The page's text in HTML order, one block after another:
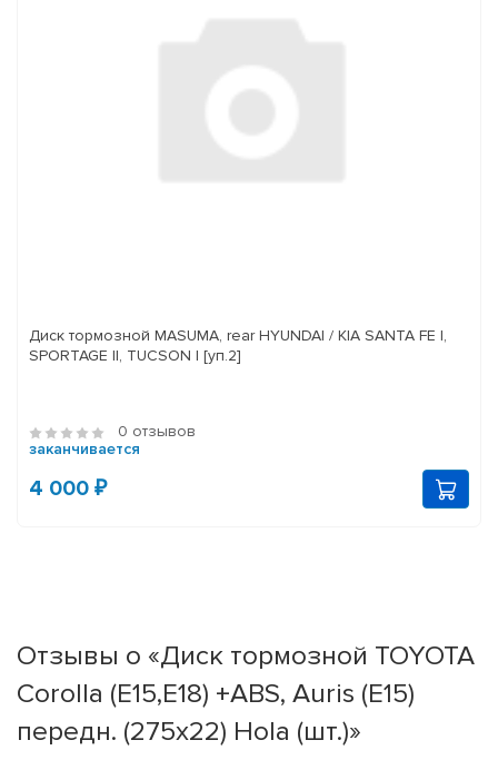
Диск тормозной MASUMA, rear HYUNDAI / KIA SANTA FE I,
SPORTAGE II, TUCSON I [уп.2]
0 отзывов
заканчивается
4 000 ₽
Отзывы о «Диск тормозной TOYOTA
Corolla (E15,E18) +ABS, Auris (E15)
передн. (275x22) Hola (шт.)»